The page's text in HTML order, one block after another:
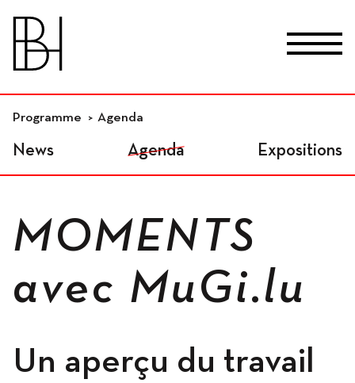
Lieux
Programme Agenda
News Agenda Expositions
MOMENTS
avec MuGi.lu
Un aperçu du travail